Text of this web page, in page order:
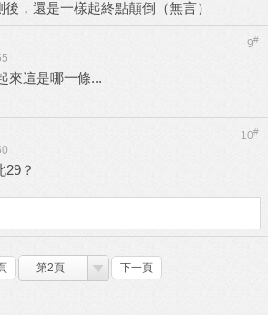
後，還是一樣起終點顛倒（無言）
9#
來這是哪一條...
10#
29？
第2頁 下一頁